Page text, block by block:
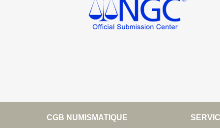
CGB NUMISMATIQUE